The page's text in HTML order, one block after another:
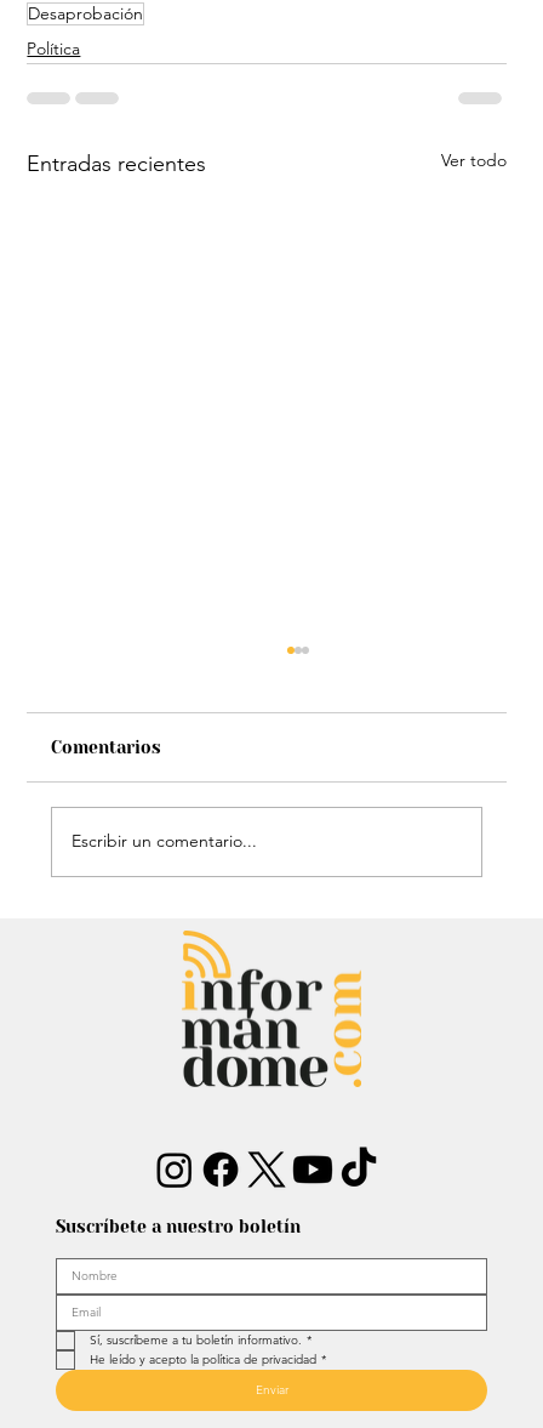
Desaprobación
Política
Entradas recientes Ver todo
Mauricio Lizcano apuesta por la
ciencia: Anuncia a investigador del
Atlántico como fórmula
vicepresidencial
Comentarios
Escribir un comentario...
Suscríbete a nuestro boletín
Sí, suscríbeme a tu boletín informativo. *
He leído y acepto la política de privacidad *
Enviar